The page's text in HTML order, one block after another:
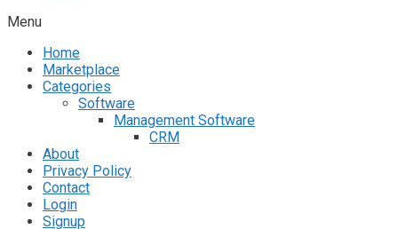
Menu
Home
Marketplace
Categories
Software
Management Software
CRM
About
Privacy Policy
Contact
Login
Signup